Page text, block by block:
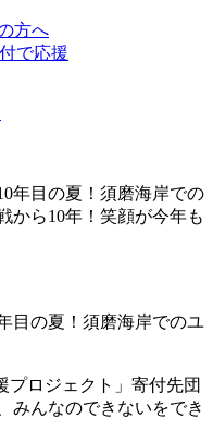
方へ
で応援
目の夏！須磨海岸でのユ